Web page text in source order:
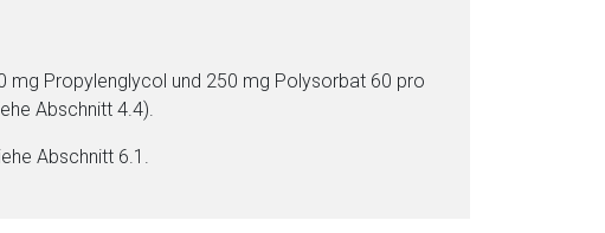
mg Pro­py­len­gly­col und 250 mg Poly­sor­bat 60 pro
Abschnitt 4.4).
Abschnitt 6.1.